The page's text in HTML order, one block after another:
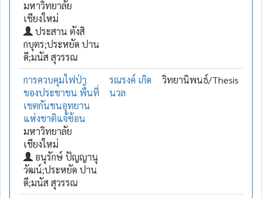
มหาวิทยาลัย
เชียงใหม่
ประสาน ตังสิ
กบุตร;ประหยัด ปาน
ดี;มนัส สุวรรณ
การควบคุมไฟป่า
ของประชาชน พื้นที่
เขตกันชนอุทยาน
แห่งชาติแจ้ซ้อน
มหาวิทยาลัย
เชียงใหม่
อนุรักษ์ ปัญญานุ
วัฒน์;ประหยัด ปาน
ดี;มนัส สุวรรณ
รณรงค์ เกิด
นวล
วิทยานิพนธ์/Thesis